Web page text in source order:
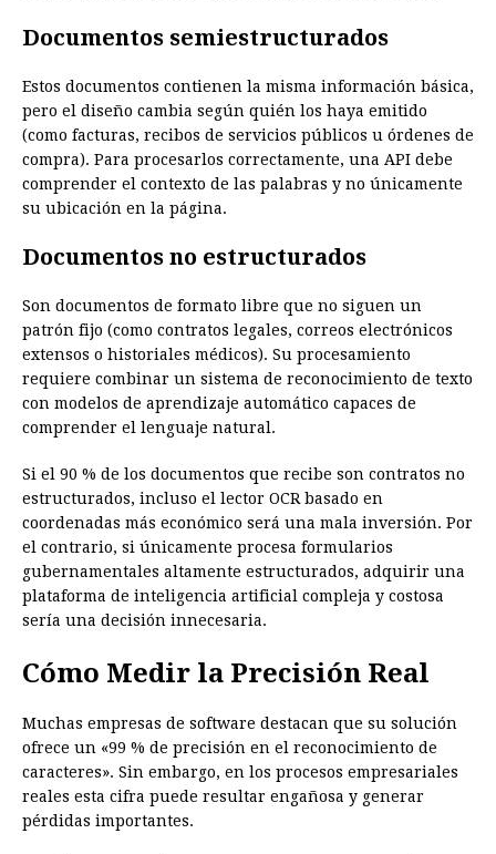
Documentos semiestructurados
Estos documentos contienen la misma información básica,
pero el diseño cambia según quién los haya emitido
(como facturas, recibos de servicios públicos u órdenes de
compra). Para procesarlos correctamente, una API debe
comprender el contexto de las palabras y no únicamente
su ubicación en la página.
Documentos no estructurados
Son documentos de formato libre que no siguen un
patrón fijo (como contratos legales, correos electrónicos
extensos o historiales médicos). Su procesamiento
requiere combinar un sistema de reconocimiento de texto
con modelos de aprendizaje automático capaces de
comprender el lenguaje natural.
Si el 90 % de los documentos que recibe son contratos no
estructurados, incluso el lector OCR basado en
coordenadas más económico será una mala inversión. Por
el contrario, si únicamente procesa formularios
gubernamentales altamente estructurados, adquirir una
plataforma de inteligencia artificial compleja y costosa
sería una decisión innecesaria.
Cómo Medir la Precisión Real
Muchas empresas de software destacan que su solución
ofrece un «99 % de precisión en el reconocimiento de
caracteres». Sin embargo, en los procesos empresariales
reales esta cifra puede resultar engañosa y generar
pérdidas importantes.